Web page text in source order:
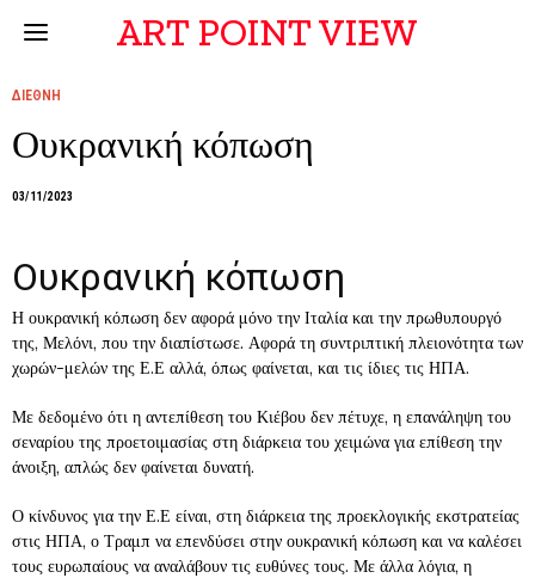
ART POINT VIEW
ΔΙΕΘΝΗ
Ουκρανική κόπωση
03/11/2023
Ουκρανική κόπωση
Η ουκρανική κόπωση δεν αφορά μόνο την Ιταλία και την πρωθυπουργό
της, Μελόνι, που την διαπίστωσε. Αφορά τη συντριπτική πλειονότητα των
χωρών-μελών της Ε.Ε αλλά, όπως φαίνεται, και τις ίδιες τις ΗΠΑ.
Με δεδομένο ότι η αντεπίθεση του Κιέβου δεν πέτυχε, η επανάληψη του
σεναρίου της προετοιμασίας στη διάρκεια του χειμώνα για επίθεση την
άνοιξη, απλώς δεν φαίνεται δυνατή.
Ο κίνδυνος για την Ε.Ε είναι, στη διάρκεια της προεκλογικής εκστρατείας
στις ΗΠΑ, ο Τραμπ να επενδύσει στην ουκρανική κόπωση και να καλέσει
τους ευρωπαίους να αναλάβουν τις ευθύνες τους. Με άλλα λόγια, η